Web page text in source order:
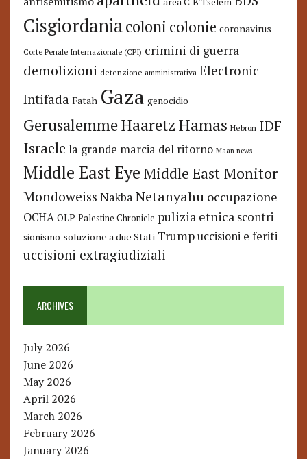
Cisgiordaniacoloni colonie coronavirus
Corte Penale Internazionale (CPI) crimini di guerra
demolizioni detenzione amministrativa Electronic
Intifada Fatah Gaza genocidio
GerusalemmeHaaretzHamas Hebron IDF
Israele la grande marcia del ritorno Maan news
Middle East Eye Middle East Monitor
Mondoweiss Nakba Netanyahu occupazione
OCHA OLP Palestine Chronicle pulizia etnica scontri
sionismo soluzione a due Stati Trump uccisioni e feriti
uccisioni extragiudiziali
ARCHIVES
July 2026
June 2026
May 2026
April 2026
March 2026
February 2026
January 2026